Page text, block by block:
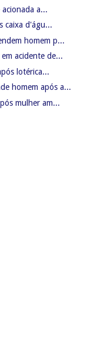
a...
caixa d'águ...
homem p...
acidente de...
lotérica...
homem após a...
mulher am...